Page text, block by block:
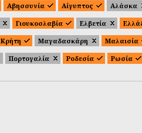
Αβησσυνία Αίγυπτος Αλάσκα
Γιουκοσλαβία Ελβετία
Κρήτη Μαγαδασκάρη Μαλαισία
Πορτογαλία Ροδεσία Ρωσία